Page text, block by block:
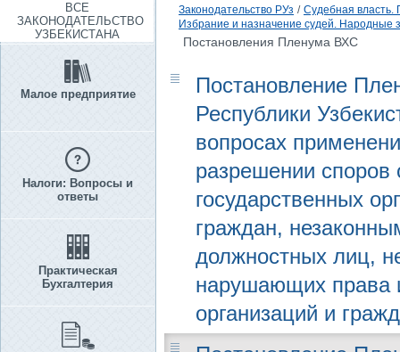
ВСЕ
ЗАКОНОДАТЕЛЬСТВО
УЗБЕКИСТАНА
Малое предприятие
Налоги: Вопросы и
ответы
Практическая
Бухгалтерия
Законодательство РУз / Судебная власть.
Избрание и назначение судей. Народные
Постановления Пленума ВХС
Постановление
Республики
вопросах
разрешении споров
государственных
граждан,
должностных лиц,
нарушающих права
организаций и